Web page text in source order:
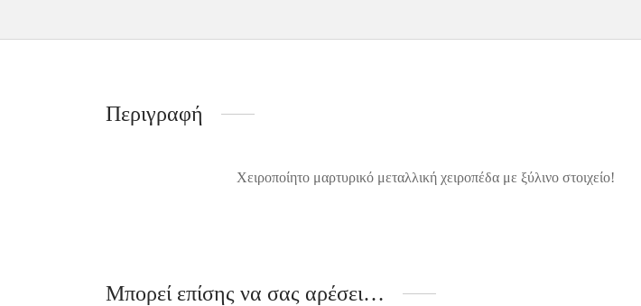
Περιγραφή
Χειροποίητo μαρτυρικό μεταλλική χειροπέδα με ξύλινο στοιχείο!
Μπορεί επίσης να σας αρέσει…